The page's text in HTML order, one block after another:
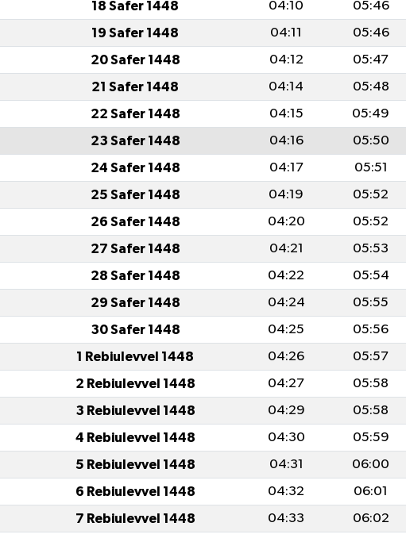
18 Safer 1448 04:10 05:46
19 Safer 1448 04:11 05:46
20 Safer 1448 04:12 05:47
21 Safer 1448 04:14 05:48
22 Safer 1448 04:15 05:49
23 Safer 1448 04:16 05:50
24 Safer 1448 04:17 05:51
25 Safer 1448 04:19 05:52
26 Safer 1448 04:20 05:52
27 Safer 1448 04:21 05:53
28 Safer 1448 04:22 05:54
29 Safer 1448 04:24 05:55
30 Safer 1448 04:25 05:56
1 Rebiulevvel 1448 04:26 05:57
2 Rebiulevvel 1448 04:27 05:58
3 Rebiulevvel 1448 04:29 05:58
4 Rebiulevvel 1448 04:30 05:59
5 Rebiulevvel 1448 04:31 06:00
6 Rebiulevvel 1448 04:32 06:01
7 Rebiulevvel 1448 04:33 06:02